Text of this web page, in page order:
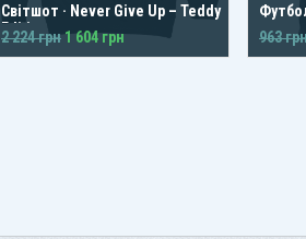
Світшот · Never Give Up – Teddy
Edition
2 224 грн1 604 грн
захист
963